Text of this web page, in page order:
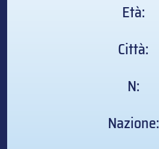
Età:
Città:
N:
Nazione: